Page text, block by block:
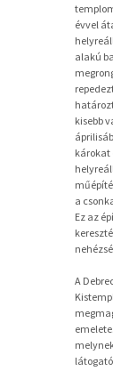
évvel
alakú
kisebb
károkat
a
Ez az
A